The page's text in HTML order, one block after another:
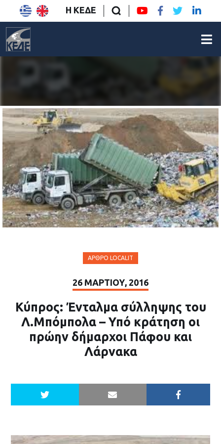
Η ΚΕΔΕ
ΆΡΘΡΟ LOCALIT
26 ΜΑΡΤΊΟΥ, 2016
Κύπρος: Ένταλμα σύλληψης του
Λ.Μπόμπολα – Υπό κράτηση οι
πρώην δήμαρχοι Πάφου και
Λάρνακα